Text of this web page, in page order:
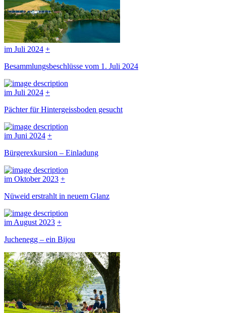
im Juli 2024 +
Besammlungsbeschlüsse vom 1. Juli 2024
im Juli 2024 +
Pächter für Hintergeissboden gesucht
im Juni 2024 +
Bürgerexkursion – Einladung
im Oktober 2023 +
Nüweid erstrahlt in neuem Glanz
im August 2023 +
Juchenegg – ein Bijou